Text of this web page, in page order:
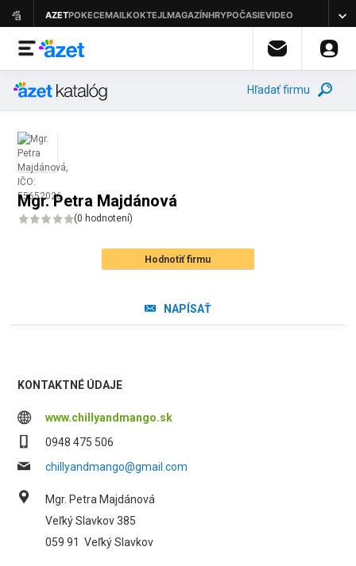
Hľadať firmu
Mgr. Petra Majdánová
(0 hodnotení)
Hodnotiť firmu
NAPÍSAŤ
KONTAKTNÉ ÚDAJE
www.chillyandmango.sk
0948 475 506
chillyandmango@gmail.com
Mgr. Petra Majdánová
Veľký Slavkov 385
059 91 Veľký Slavkov